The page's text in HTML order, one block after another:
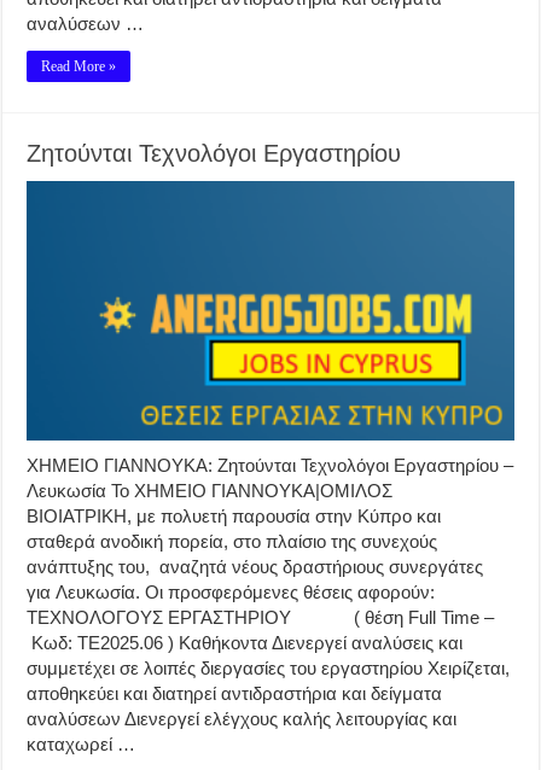
αναλύσεων …
Read More »
Ζητούνται Τεχνολόγοι Εργαστηρίου
ΧΗΜΕΙΟ ΓΙΑΝΝΟΥΚΑ: Ζητούνται Τεχνολόγοι Εργαστηρίου –
Λευκωσία Το ΧΗΜΕΙΟ ΓΙΑΝΝΟΥΚΑ|ΟΜΙΛΟΣ
ΒΙΟΙΑΤΡΙΚΗ, με πολυετή παρουσία στην Κύπρο και
σταθερά ανοδική πορεία, στο πλαίσιο της συνεχούς
ανάπτυξης του, αναζητά νέους δραστήριους συνεργάτες
για Λευκωσία. Οι προσφερόμενες θέσεις αφορούν:
ΤΕΧΝΟΛΟΓΟΥΣ ΕΡΓΑΣΤΗΡΙΟΥ ( θέση Full Time –
Κωδ: ΤΕ2025.06 ) Καθήκοντα Διενεργεί αναλύσεις και
συμμετέχει σε λοιπές διεργασίες του εργαστηρίου Χειρίζεται,
αποθηκεύει και διατηρεί αντιδραστήρια και δείγματα
αναλύσεων Διενεργεί ελέγχους καλής λειτουργίας και
καταχωρεί …